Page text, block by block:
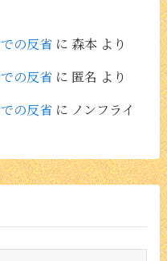
の反省に 森本より
の反省に 匿名 より
の反省に ノンフライ